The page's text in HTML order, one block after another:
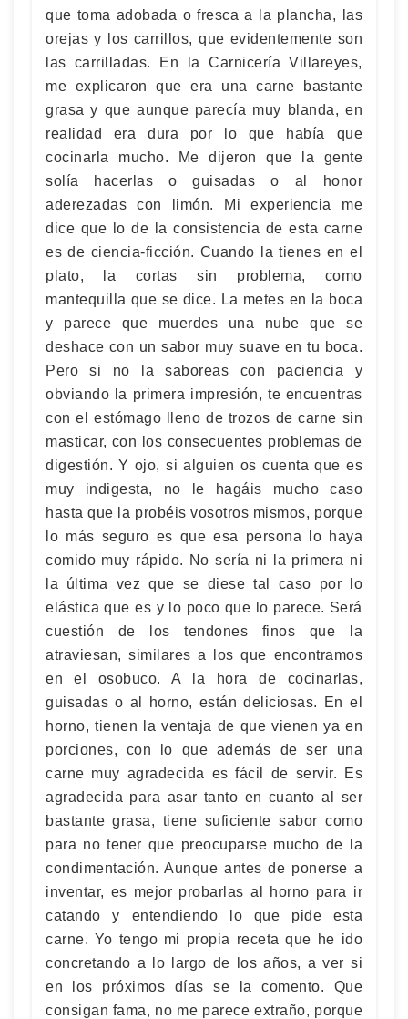
que toma adobada o fresca a la plancha, las
orejas y los carrillos, que evidentemente son
las carrilladas. En la Carnicería Villareyes,
me explicaron que era una carne bastante
grasa y que aunque parecía muy blanda, en
realidad era dura por lo que había que
cocinarla mucho. Me dijeron que la gente
solía hacerlas o guisadas o al honor
aderezadas con limón. Mi experiencia me
dice que lo de la consistencia de esta carne
es de ciencia-ficción. Cuando la tienes en el
plato, la cortas sin problema, como
mantequilla que se dice. La metes en la boca
y parece que muerdes una nube que se
deshace con un sabor muy suave en tu boca.
Pero si no la saboreas con paciencia y
obviando la primera impresión, te encuentras
con el estómago lleno de trozos de carne sin
masticar, con los consecuentes problemas de
digestión. Y ojo, si alguien os cuenta que es
muy indigesta, no le hagáis mucho caso
hasta que la probéis vosotros mismos, porque
lo más seguro es que esa persona lo haya
comido muy rápido. No sería ni la primera ni
la última vez que se diese tal caso por lo
elástica que es y lo poco que lo parece. Será
cuestión de los tendones finos que la
atraviesan, similares a los que encontramos
en el osobuco. A la hora de cocinarlas,
guisadas o al horno, están deliciosas. En el
horno, tienen la ventaja de que vienen ya en
porciones, con lo que además de ser una
carne muy agradecida es fácil de servir. Es
agradecida para asar tanto en cuanto al ser
bastante grasa, tiene suficiente sabor como
para no tener que preocuparse mucho de la
condimentación. Aunque antes de ponerse a
inventar, es mejor probarlas al horno para ir
catando y entendiendo lo que pide esta
carne. Yo tengo mi propia receta que he ido
concretando a lo largo de los años, a ver si
en los próximos días se la comento. Que
consigan fama, no me parece extraño, porque